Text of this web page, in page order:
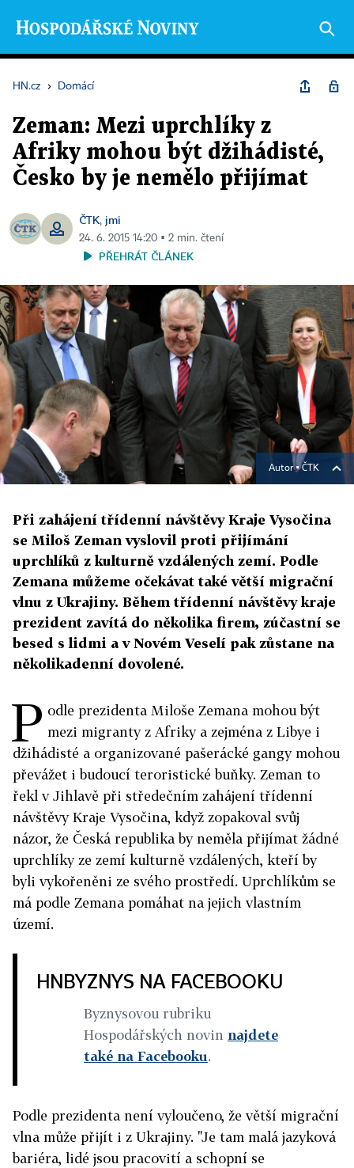
HN.cz › Domácí
Zeman: Mezi uprchlíky z
Afriky mohou být džihádisté,
Česko by je nemělo přijímat
ČTK, jmi
24. 6. 2015 14:20 ▪ 2 min. čtení
PŘEHRÁT ČLÁNEK
Autor ▪ČTK
Při zahájení třídenní návštěvy Kraje Vysočina
se Miloš Zeman vyslovil proti přijímání
uprchlíků z kulturně vzdálených zemí. Podle
Zemana můžeme očekávat také větší migrační
vlnu z Ukrajiny. Během třídenní návštěvy kraje
prezident zavítá do několika firem, zúčastní se
besed s lidmi a v Novém Veselí pak zůstane na
několikadenní dovolené.
P odle prezidenta Miloše Zemana mohou být
mezi migranty z Afriky a zejména z Libye i
džihádisté a organizované pašerácké gangy mohou
převážet i budoucí teroristické buňky. Zeman to
řekl v Jihlavě při středečním zahájení třídenní
návštěvy Kraje Vysočina, když zopakoval svůj
názor, že Česká republika by neměla přijímat žádné
uprchlíky ze zemí kulturně vzdálených, kteří by
byli vykořeněni ze svého prostředí. Uprchlíkům se
má podle Zemana pomáhat na jejich vlastním
území.
HNBYZNYS NA FACEBOOKU
Byznysovou rubriku
Hospodářských novin najdete
také na Facebooku.
Podle prezidenta není vyloučeno, že větší migrační
vlna může přijít i z Ukrajiny. "Je tam malá jazyková
bariéra, lidé jsou pracovití a schopní se